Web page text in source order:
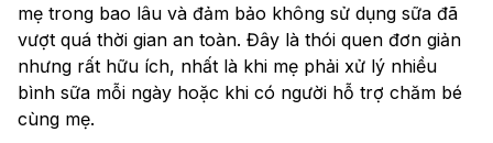
mẹ trong bao lâu và đảm bảo không sử dụng sữa đã
vượt quá thời gian an toàn. Đây là thói quen đơn giản
nhưng rất hữu ích, nhất là khi mẹ phải xử lý nhiều
bình sữa mỗi ngày hoặc khi có người hỗ trợ chăm bé
cùng mẹ.